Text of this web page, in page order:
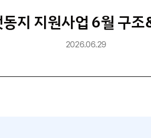
지 지원사업 6월 구
2026.06.29